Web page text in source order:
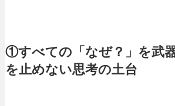
①すべての「なぜ？」を武
を止めない思考の土台